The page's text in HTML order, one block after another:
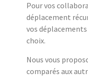
Pour vos
déplacement
vos
choix.
Nous vous
comparés aux